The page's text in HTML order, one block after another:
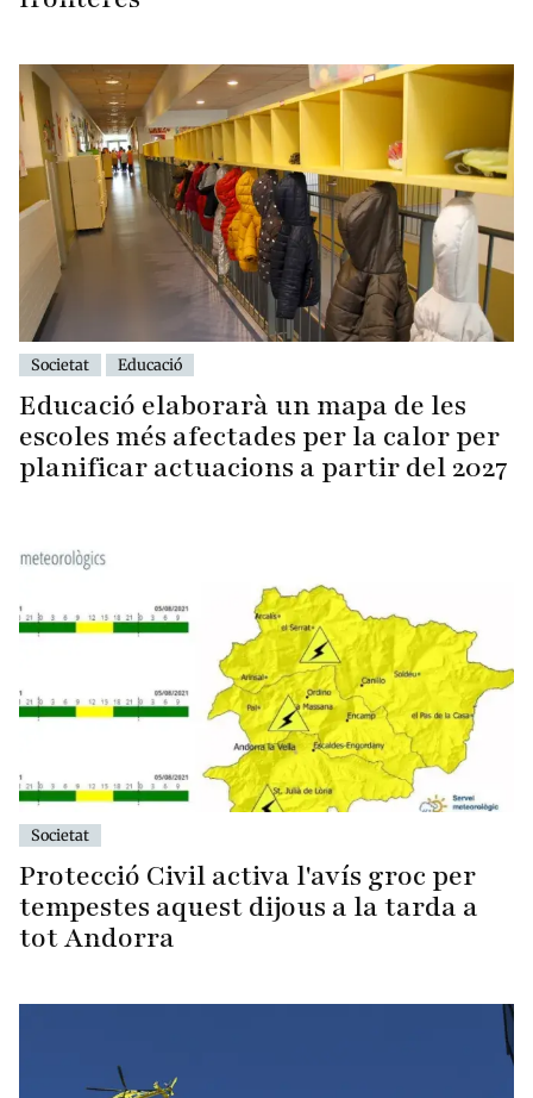
Societat Educació
Educació elaborarà un mapa de les
escoles més afectades per la calor per
planificar actuacions a partir del 2027
Societat
Protecció Civil activa l'avís groc per
tempestes aquest dijous a la tarda a
tot Andorra